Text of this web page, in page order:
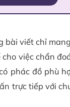
bài viết chỉ
việc chẩn
phác đồ phù
trực tiếp với